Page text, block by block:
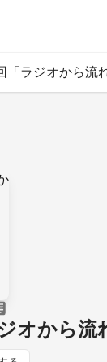
「ラジオから流
オから流